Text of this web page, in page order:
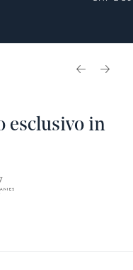
esclusivo in